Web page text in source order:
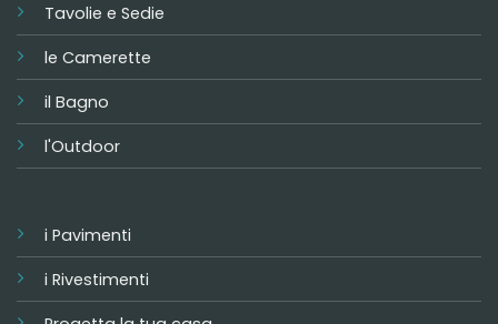
Tavolie e Sedie
le Camerette
il Bagno
l'Outdoor
i Pavimenti
i Rivestimenti